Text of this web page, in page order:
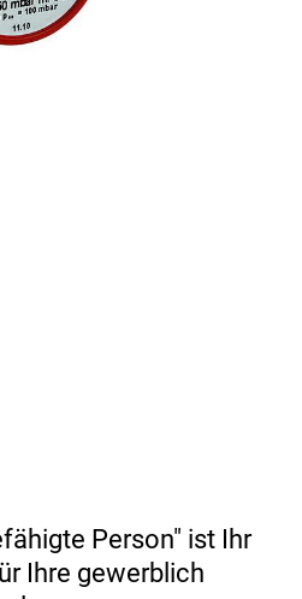
Person" ist Ihr
Ihre gewerblich